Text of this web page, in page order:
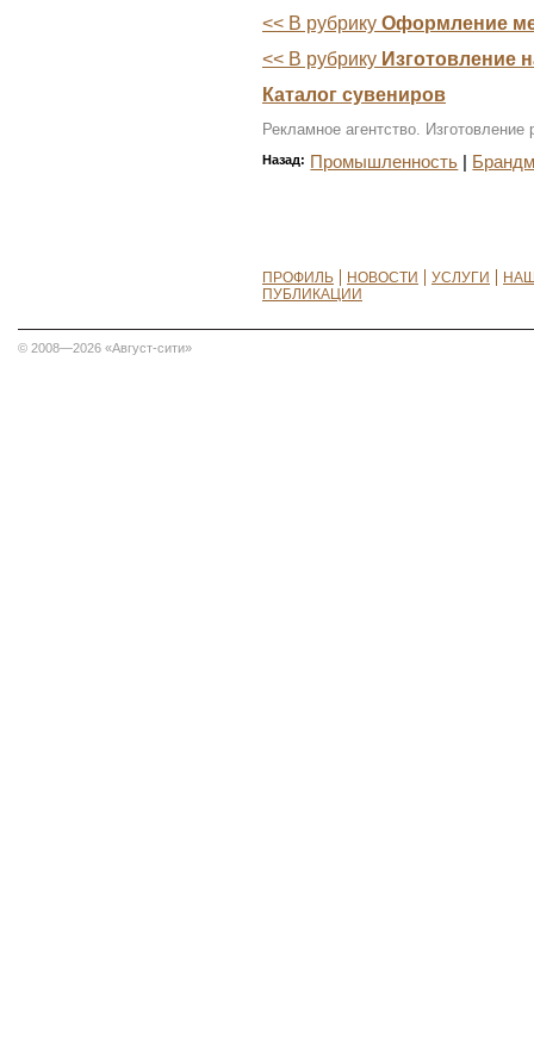
<< В рубрику Оформление
<< В рубрику Изготовление
Каталог сувениров
Рекламное агентство.
Назад: Промышленность
ПРОФИЛЬ НОВОСТИ УСЛУГИ
ПУБЛИКАЦИИ
© 2008—2026 «Август-сити»